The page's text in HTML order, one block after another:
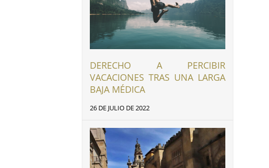
DERECHO A PERCIBIR
VACACIONES TRAS UNA LARGA
BAJA MÉDICA
26 DE JULIO DE 2022